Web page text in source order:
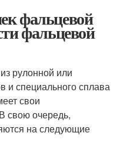
фальцевой
фальцевой
рулонной или
и специального сплава
свои
свою очередь,
на следующие